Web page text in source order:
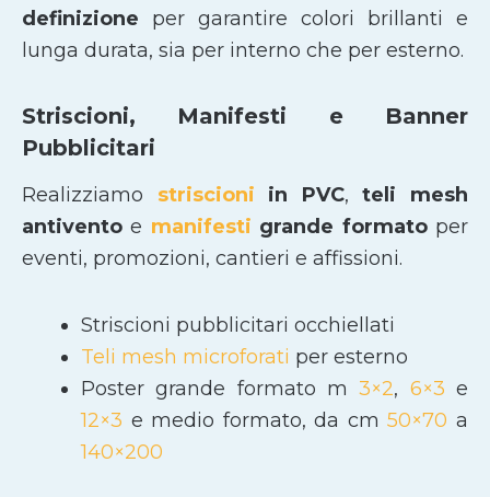
definizione per garantire colori brillanti e
lunga durata, sia per interno che per esterno.
Striscioni, Manifesti e Banner
Pubblicitari
Realizziamo striscioni in PVC,teli mesh
antivento e manifesti grande formatoper
eventi, promozioni, cantieri e affissioni.
Striscioni pubblicitari occhiellati
Teli mesh microforati per esterno
Poster grande formato m3×2, 6×3 e
12×3 e medio formato, da cm50×70 a
140×200